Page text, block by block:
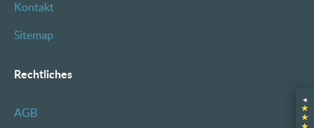
◂
★
★
Kontakt
Sitemap
Rechtliches
AGB